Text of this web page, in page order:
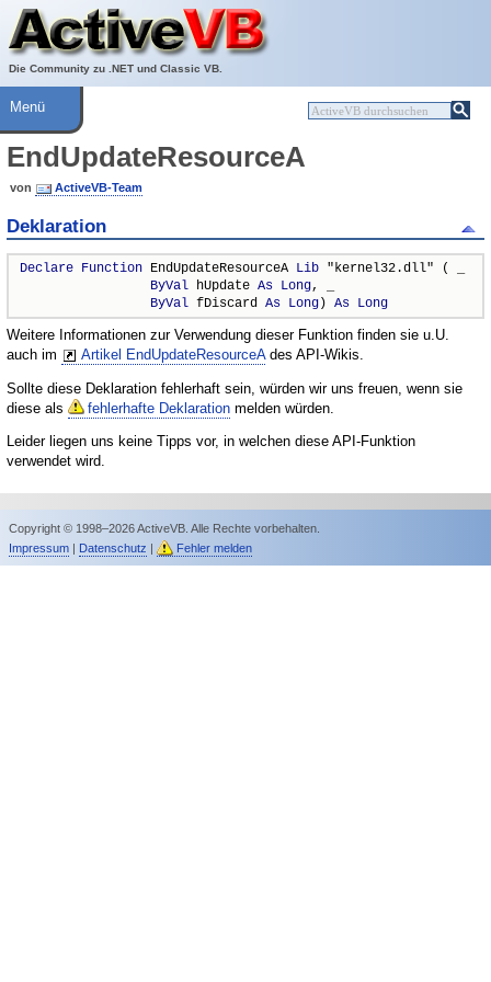
Die Community zu .NET und Classic VB.
Über ActiveVB
Hilfe
Menü
EndUpdateResourceA
von ActiveVB-Team
Deklaration
Declare Function EndUpdateResourceA Lib "kernel32.dll" ( _
ByVal hUpdate As Long, _
ByVal fDiscard As Long) As Long
Weitere Informationen zur Verwendung dieser Funktion finden sie u.U.
auch im
Artikel EndUpdateResourceAdes API-Wikis.
Sollte diese Deklaration fehlerhaft sein, würden wir uns freuen, wenn sie
diese als
fehlerhafte Deklaration melden würden.
Leider liegen uns keine Tipps vor, in welchen diese API-Funktion
verwendet wird.
Copyright © 1998–2026 ActiveVB. Alle Rechte vorbehalten.
Impressum| Datenschutz | Fehler melden